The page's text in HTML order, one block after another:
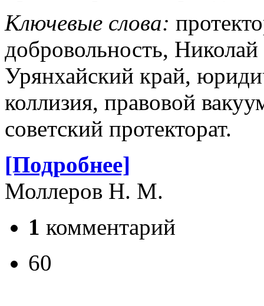
Ключевые слова:
добровольность,
Урянхайский край,
коллизия, правовой
советский протекторат.
[Подробнее]
Моллеров Н. М.
1 комментарий
60